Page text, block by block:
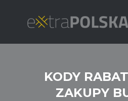
KODY
ZAKUPY